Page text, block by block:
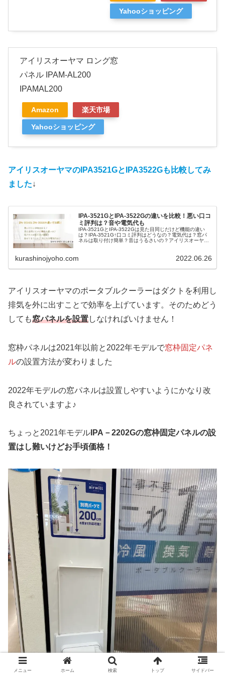
Yahooショッピング
アイリスオーヤマ ロング窓
パネル IPAM-AL200
IPAMAL200
Amazon 楽天市場
Yahooショッピング
アイリスオーヤマのIPA3521GとIPA3522Gも比較してみ
ました↓
IPA-3521GとIPA-3522Gの違いを比較！悪い口コ
ミ評判は？音や電気代も
IPA-3521GとIPA-3522Gは見た目同じだけど機能の違い
は？IPA-3521G↑口コミ評判はどうなの？電気代は？窓パ
ネルは取り付け簡単？音はうるさいの？アイリスオーヤマ
kurashinojyoho.com 2022.06.26
アイリスオーヤマのポータブルクーラーはダクトを利用し
排気を外に出すことで効率を上げています。そのためどう
しても窓パネルを設置しなければいけません！
窓枠パネルは2021年以前と2022年モデルで窓枠固定パネ
ルの設置方法が変わりました
2022年モデルの窓パネルは設置しやすいようにかなり改
良されていますよ♪
ちょっと2021年モデル IPA－2202Gの窓枠固定パネルの設
置はし難いけどお手頃価格！
メニュー ホーム 検索 トップ サイドバー